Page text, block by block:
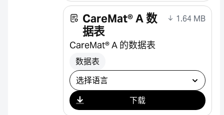
CareMat® A 数
据表
1.64 MB
CareMat® A 的数据表
数据表
选择下载
下载